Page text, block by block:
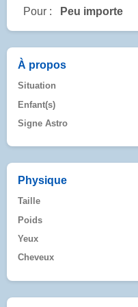
Pour : Peu importe
À propos
Situation
Enfant(s)
Signe Astro
Physique
Taille
Poids
Yeux
Cheveux